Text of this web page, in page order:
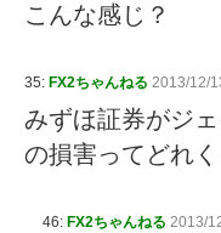
こんな感じ？
35: FX2ちゃんねる 2013/12/
みずほ証券がジ
の損害ってどれ
46: FX2ちゃんねる 2013/